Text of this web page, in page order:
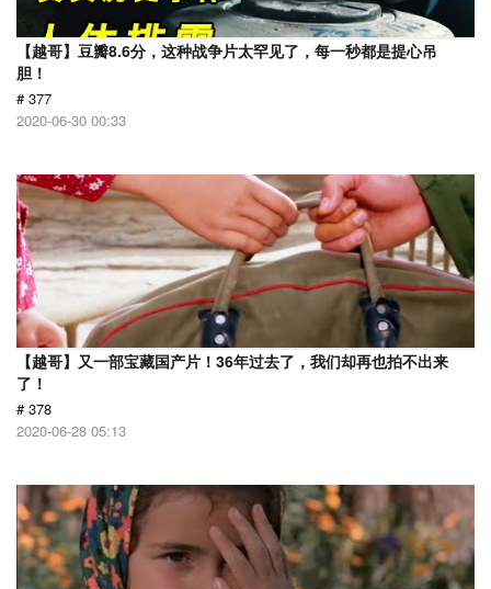
【越哥】豆瓣8.6分，这种战争片太罕见了，每一秒都是提心吊
胆！
# 377
2020-06-30 00:33
【越哥】又一部宝藏国产片！36年过去了，我们却再也拍不出来
了！
# 378
2020-06-28 05:13